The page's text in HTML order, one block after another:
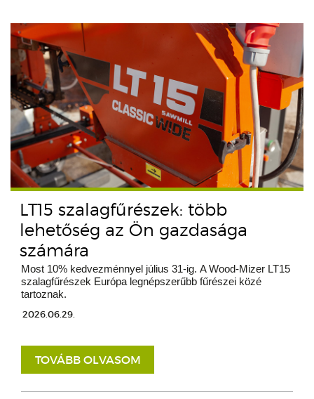
LT15 szalagfűrészek: több
lehetőség az Ön gazdasága
számára
Most 10% kedvezménnyel július 31-ig. A Wood-Mizer LT15
szalagfűrészek Európa legnépszerűbb fűrészei közé
tartoznak.
2026.06.29.
TOVÁBB OLVASOM